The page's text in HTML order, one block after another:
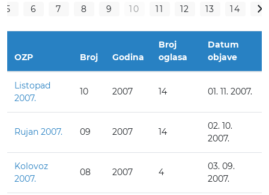
5 6 7 8 9 10 11 12 13 14 >
OZP Broj Godina
Broj
oglasa
Datum
objave
Listopad
2007.
10 2007 14 01. 11. 2007.
Rujan 2007. 09 2007 14
02. 10.
2007.
Kolovoz
2007.
08 2007 4
03. 09.
2007.